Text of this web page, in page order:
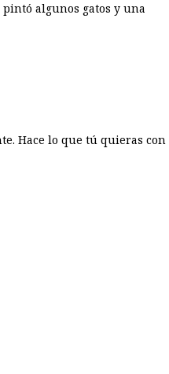
algunos gatos y una
Hace lo que tú quieras con